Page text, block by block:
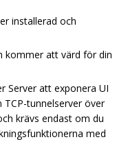
installerad och
kommer att värd för din
Server att exponera UI
tunnelserver över
krävs endast om du
med